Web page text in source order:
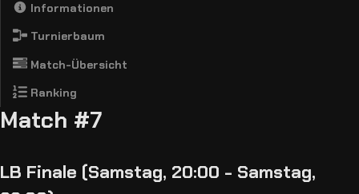
Informationen
Turnierbaum
Match-Übersicht
Ranking
Match #7
LB Finale (Samstag, 20:00 - Samstag,